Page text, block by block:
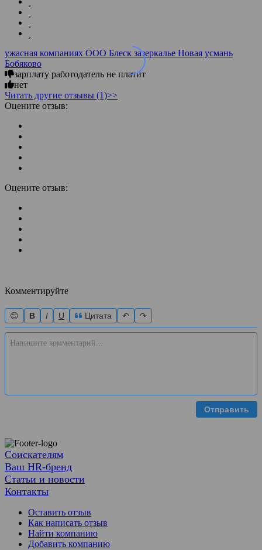
ужасная компаниях ООО Блеск зазеркалье Новая усмань
Бобяково
зарплату работодатель не платит
нет
Читать другие отзывы (1)>>
Оцените отзыв:
Оцените отзыв:
Комментируйте
😊 B I U Цитата ↶ ↷
Отправить
Соискателям
Ваш HR-бренд
Статьи и новости
Контакты
Оставить отзыв
Как написать отзыв
Найти компанию
Добавить компанию